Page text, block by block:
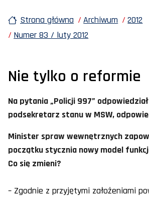
Strona główna Archiwum
2012
Numer 83 / luty 2012
Nie tylko o reformie
Na pytania „Policji 997”
podsekretarz stanu w MSW,
Minister spraw wewnętrznych
początku stycznia nowy model
Co się zmieni?
– Zgodnie z przyjętymi założeniami